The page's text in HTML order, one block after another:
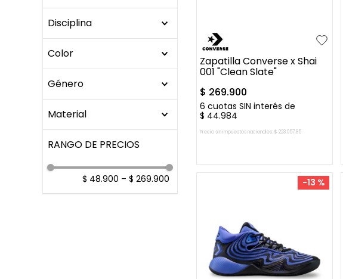
Shai Gilgeous-
Alexander
Disciplina
Color
BLANCO
CAMUFLADO
GRIS
LILA
NEGRO
ROJO
Género
Hombre
Unisex
Material
Polyester
41 Mostrar 16 más
$ 48.900 – $ 269.900
Zapatilla Converse x Shai
001 "Clean Slate"
$ 269.900
6 cuotas SIN interés de
$ 44.984
Precio sin impuestos nacionales: $ 223.057,85
-13 %